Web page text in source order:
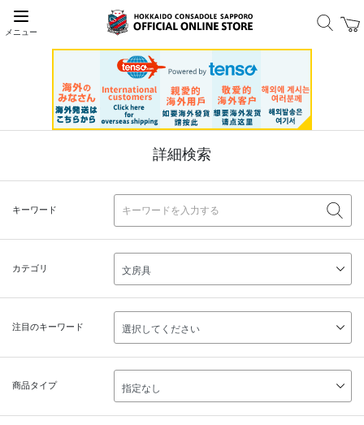
メニュー
詳細検索
キーワード
カテゴリ
注目のキーワード
商品タイプ